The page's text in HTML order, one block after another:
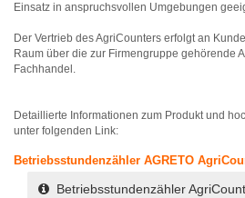
Einsatz in anspruchsvollen Umgebungen
Der Vertrieb des AgriCounters erfolgt an
Raum über die zur Firmengruppe gehörende
Fachhandel.
Detaillierte Informationen zum Produkt und
unter folgenden Link:
Betriebsstundenzähler AGRETO
Betriebsstundenzähler